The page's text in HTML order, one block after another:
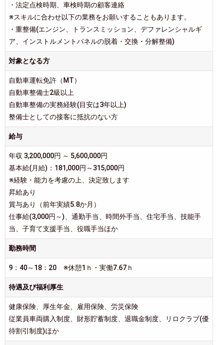
・法定点検時期、車検時期の顧客連絡
※スキルに合わせ以下の業務をお願いすることもあります。
・重整備(エンジン、トランスミッション、デファレンシャルギ
ア、インストルメントパネルの脱着・交換・分解整備)
対象となる方
自動車運転免許（MT）
自動車整備士2級以上
自動車整備の実務経験(目安は3年以上)
整備士としての接客に抵抗のない方
給与
年収 3,200,000円 ～ 5,600,000円
基本給(月給)：181,000円～315,000円
※経験・能力を考慮の上、決定致します
昇給あり
賞与あり（前年実績5.8か月）
仕事給(3,000円～)、通勤手当、時間外手当、住宅手当、技能手
当、子育て支援手当、役職手当ほか
勤務時間
9：40～18：20 ※休憩1ｈ・実働7.67ｈ
待遇及び福利厚生
健康保険、厚生年金、雇用保険、労災保険
従業員車両購入制度、財形貯蓄制度、退職金制度、リロクラブ(優
待割引制度)ほか